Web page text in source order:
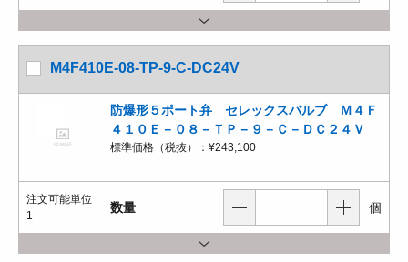
M4F410E-08-TP-9-C-DC24V
防爆形５ポート弁 セレックスバルブ Ｍ４Ｆ
４１０Ｅ－０８－ＴＰ－９－Ｃ－ＤＣ２４Ｖ
標準価格（税抜）： ¥243,100
注文可能単位
1
数量 個